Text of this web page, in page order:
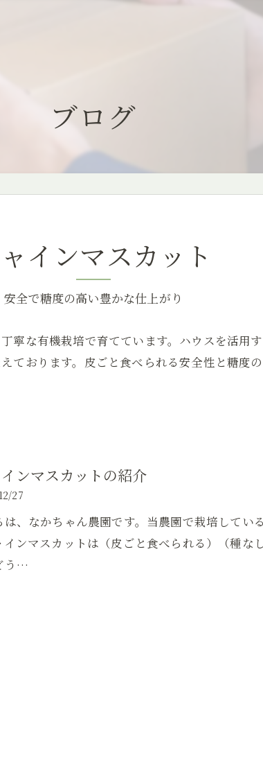
ブログ
インマスカット
安全で糖度の高い豊かな仕上がり
寧な有機栽培で育てています。ハウスを活用
ております。皮ごと食べられる安全性と糖度
ンマスカットの紹介
27
は、なかちゃん農園です。当農園で栽培してい
インマスカットは（皮ごと食べられる）（種な
う…